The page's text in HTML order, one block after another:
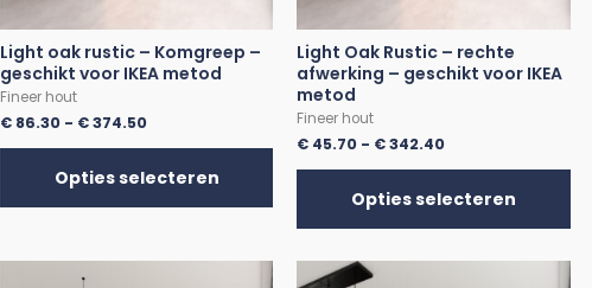
Light oak rustic – Komgreep –
geschikt voor IKEA metod
Fineer hout
€ 86.30 - €374.50
Opties selecteren
Light Oak Rustic – rechte
afwerking – geschikt voor IKEA
metod
Fineer hout
€ 45.70 - €342.40
Opties selecteren